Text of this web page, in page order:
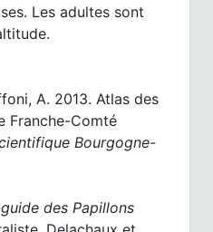
Les adultes sont
A. 2013. Atlas des
Franche-Comté
Bourgogne-
des Papillons